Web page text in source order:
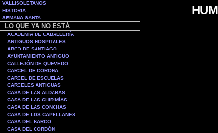
VALLISOLETANOS
HISTORIA
SEMANA SANTA
LO QUE YA NO ESTÁ
ACADEMIA DE CABALLERÍA
ANTIGUOS HOSPITALES
ARCO DE SANTIAGO
AYUNTAMIENTO ANTIGUO
CALLEJÓN DE QUEVEDO
CARCEL DE CORONA
CARCEL DE ESCUELAS
CARCELES ANTIGUAS
CASA DE LAS ALDABAS
CASA DE LAS CHIRIMÍAS
CASA DE LAS CONCHAS
CASA DE LOS CAPELLANES
CASA DEL BARCO
CASA DEL CORDÓN